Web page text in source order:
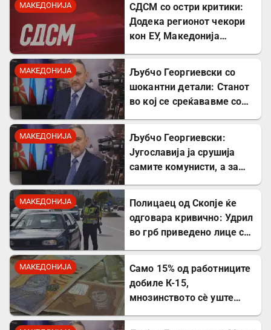
МАКЕДОНИЈА
СДСМ со остри критики:
Додека регионот чекори
кон ЕУ, Македонија
МАКЕДОНИЈА
Љубчо Георгиевски со
шокантни детали: Станот
во кој се среќававме со
МАКЕДОНИЈА
Љубчо Георгиевски:
Југославија ја срушија
самите комунисти, а за
молчеа освен мене
МАКЕДОНИЈА
Полицаец од Скопје ќе
одговара кривично: Удрил
во грб приведено лице со
МАКЕДОНИЈА
Само 15% од работниците
добиле К-15,
мнозинството сè уште